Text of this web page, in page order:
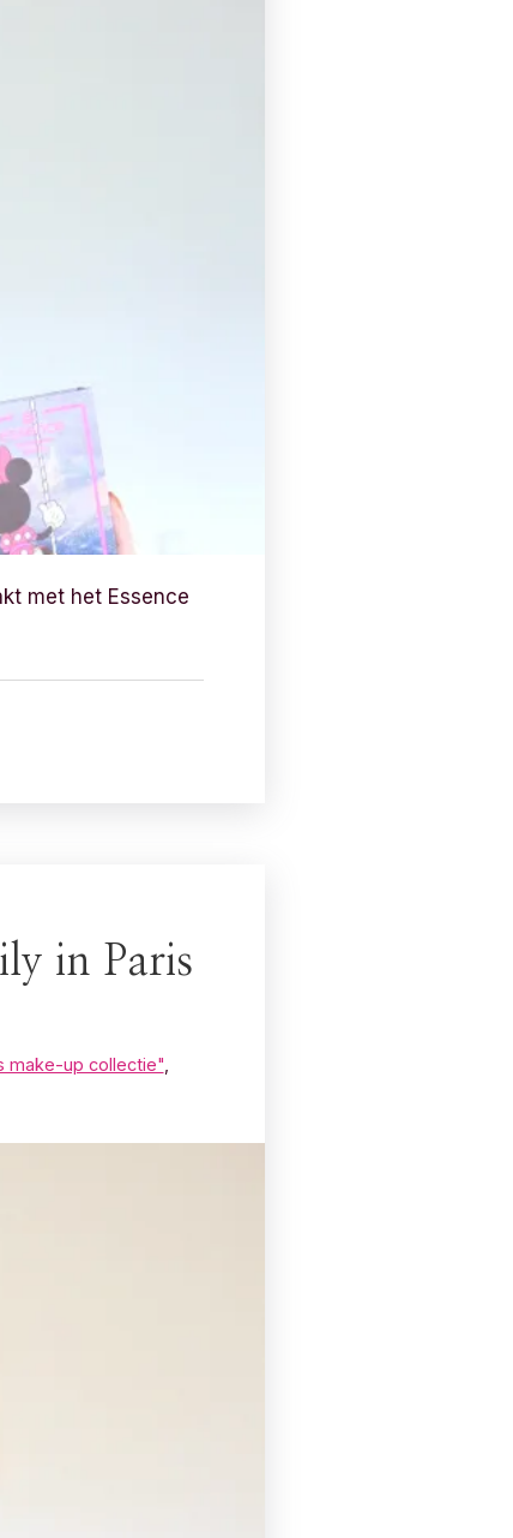
met het Essence
in Paris
make-up collectie"